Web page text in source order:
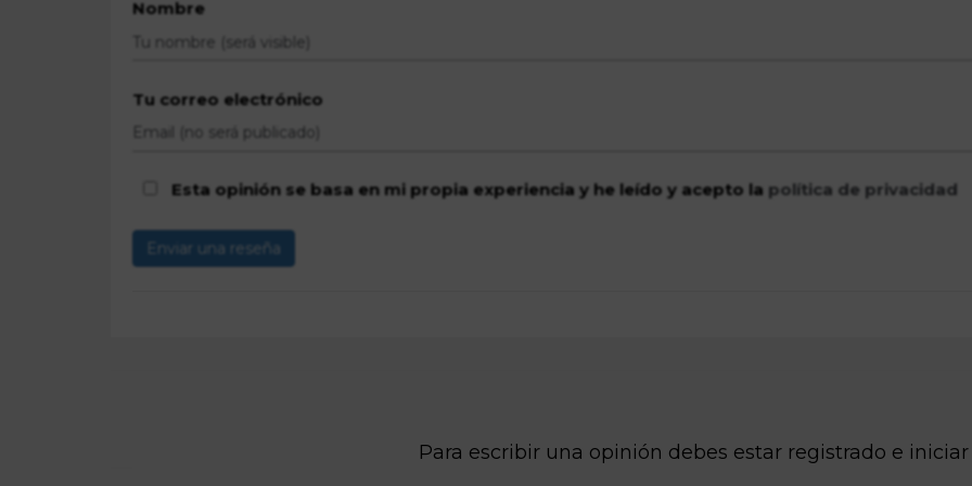
Para escribir una opinión debes estar registrado e iniciar
Nombre
Tu correo electrónico
Esta opinión se basa en mi propia experiencia y he leído y acepto la política de privacidad
Enviar una reseña